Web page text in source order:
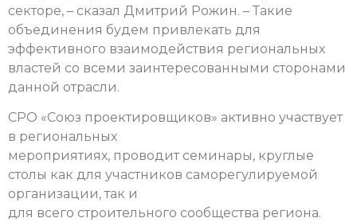
секторе, – сказал Дмитрий Рожин. – Такие
объединения будем привлекать для
эффективного взаимодействия региональных
властей со всеми заинтересованными сторонами
данной отрасли.
СРО «Союз проектировщиков» активно участвует
в региональных
мероприятиях, проводит семинары, круглые
столы как для участников саморегулируемой
организации, так и
для всего строительного сообщества региона.